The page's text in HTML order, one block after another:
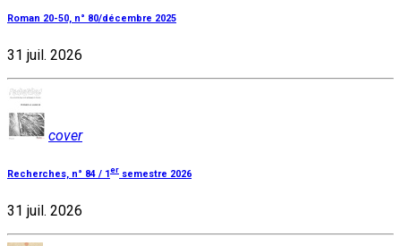
Roman 20-50, n° 80/décembre 2025
31 juil. 2026
cover
Recherches, n° 84 / 1 er semestre 2026
31 juil. 2026